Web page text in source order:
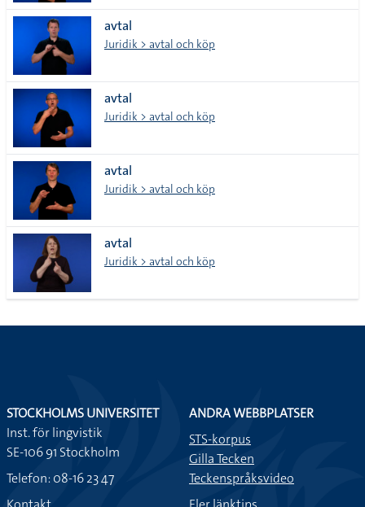
avtal
Juridik > avtal och köp
avtal
Juridik > avtal och köp
avtal
Juridik > avtal och köp
avtal
Juridik > avtal och köp
STOCKHOLMS UNIVERSITET
Inst. för lingvistik
SE-106 91 Stockholm
Telefon: 08-16 23 47
ANDRA WEBBPLATSER
STS-korpus
Gilla Tecken
Teckenspråksvideo